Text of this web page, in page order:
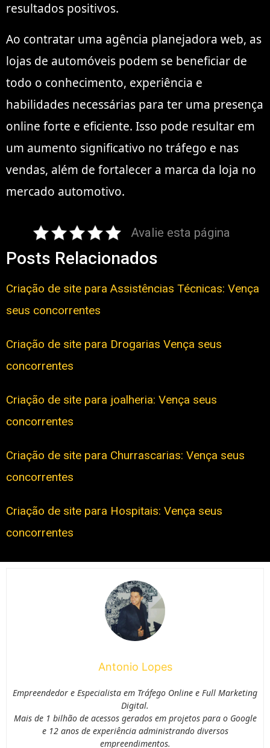
resultados positivos.
Ao contratar uma agência planejadora web, as
lojas de automóveis podem se beneficiar de
todo o conhecimento, experiência e
habilidades necessárias para ter uma presença
online forte e eficiente. Isso pode resultar em
um aumento significativo no tráfego e nas
vendas, além de fortalecer a marca da loja no
mercado automotivo.
Avalie esta página
Posts Relacionados
Criação de site para Assistências Técnicas: Vença
seus concorrentes
Criação de site para Drogarias Vença seus
concorrentes
Criação de site para joalheria: Vença seus
concorrentes
Criação de site para Churrascarias: Vença seus
concorrentes
Criação de site para Hospitais: Vença seus
concorrentes
Antonio Lopes
Empreendedor e Especialista em Tráfego Online e Full Marketing
Digital.
Mais de 1 bilhão de acessos gerados em projetos para o Google
e 12 anos de experiência administrando diversos
empreendimentos.